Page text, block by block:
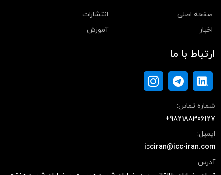
صفحه اصلی
انتشارات
اخبار
آموزش
ارتباط با ما
شماره تماس:
+982188306127
ایمیل:
icciran@icc-iran.com
آدرس: